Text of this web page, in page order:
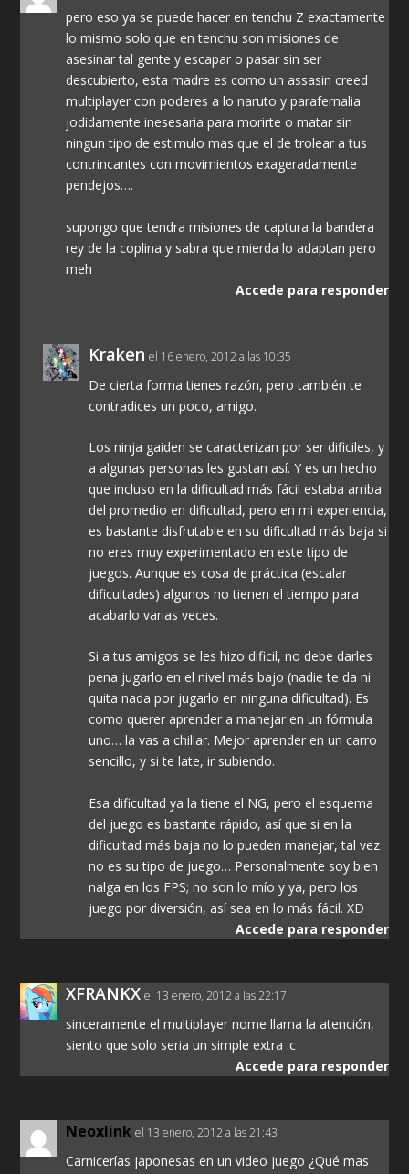
pero eso ya se puede hacer en tenchu Z exactamente
lo mismo solo que en tenchu son misiones de
asesinar tal gente y escapar o pasar sin ser
descubierto, esta madre es como un assasin creed
multiplayer con poderes a lo naruto y parafernalia
jodidamente inesesaria para morirte o matar sin
ningun tipo de estimulo mas que el de trolear a tus
contrincantes con movimientos exageradamente
pendejos….
supongo que tendra misiones de captura la bandera
rey de la coplina y sabra que mierda lo adaptan pero
meh
Accede para responder
Kraken el 16 enero, 2012 a las 10:35
De cierta forma tienes razón, pero también te
contradices un poco, amigo.
Los ninja gaiden se caracterizan por ser dificiles, y
a algunas personas les gustan así. Y es un hecho
que incluso en la dificultad más fácil estaba arriba
del promedio en dificultad, pero en mi experiencia,
es bastante disfrutable en su dificultad más baja si
no eres muy experimentado en este tipo de
juegos. Aunque es cosa de práctica (escalar
dificultades) algunos no tienen el tiempo para
acabarlo varias veces.
Si a tus amigos se les hizo dificil, no debe darles
pena jugarlo en el nivel más bajo (nadie te da ni
quita nada por jugarlo en ninguna dificultad). Es
como querer aprender a manejar en un fórmula
uno… la vas a chillar. Mejor aprender en un carro
sencillo, y si te late, ir subiendo.
Esa dificultad ya la tiene el NG, pero el esquema
del juego es bastante rápido, así que si en la
dificultad más baja no lo pueden manejar, tal vez
no es su tipo de juego… Personalmente soy bien
nalga en los FPS; no son lo mío y ya, pero los
juego por diversión, así sea en lo más fácil. XD
Accede para responder
XFRANKX el 13 enero, 2012 a las 22:17
sinceramente el multiplayer nome llama la atención,
siento que solo seria un simple extra :c
Accede para responder
Neoxlink el 13 enero, 2012 a las 21:43
Carnicerías japonesas en un video juego ¿Qué mas